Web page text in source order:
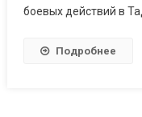
боевых действий в
Подробнее